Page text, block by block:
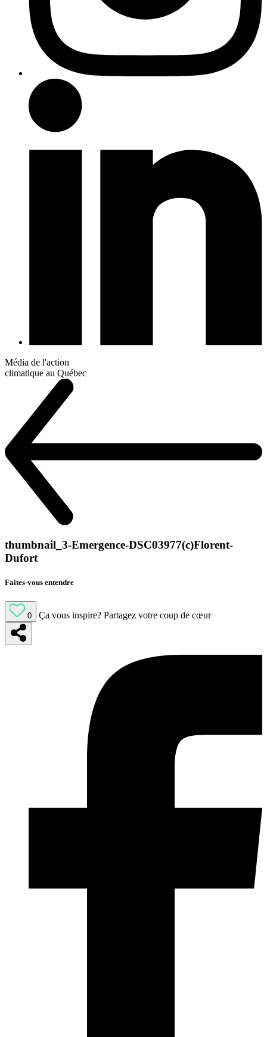
Média de l'action
climatique au Québec
thumbnail_3-Emergence-DSC03977(c)Florent-
Dufort
Faites-vous entendre
0 Ça vous inspire? Partagez votre coup de cœur